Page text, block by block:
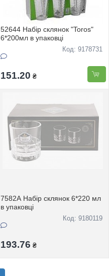
52644 Набiр склянок "Toros"
6*200мл в упаковцi
Код: 9178731
151.20 ₴
7582A Набiр склянок 6*220 мл
в упаковцi
Код: 9180119
193.76 ₴